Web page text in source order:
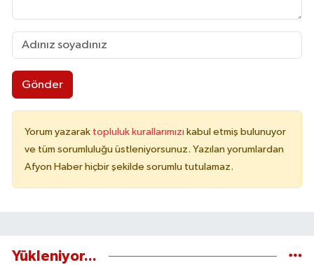
Gönder
Yorum yazarak topluluk kurallarımızı kabul etmiş bulunuyor
ve tüm sorumluluğu üstleniyorsunuz. Yazılan yorumlardan
Afyon Haber hiçbir şekilde sorumlu tutulamaz.
Yükleniyor...